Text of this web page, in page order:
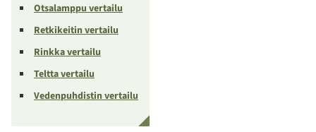
Otsalamppu vertailu
Retkikeitin vertailu
Rinkka vertailu
Teltta vertailu
Vedenpuhdistin vertailu